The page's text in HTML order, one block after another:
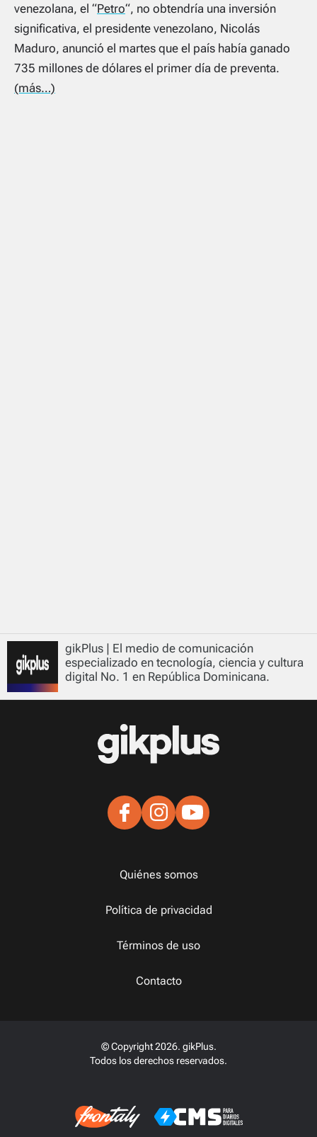
venezolana, el “Petro“, no obtendría una inversión
significativa, el presidente venezolano, Nicolás
Maduro, anunció el martes que el país había ganado
735 millones de dólares el primer día de preventa.
(más…)
gikPlus | El medio de comunicación
especializado en tecnología, ciencia y cultura
digital No. 1 en República Dominicana.
Quiénes somos
Política de privacidad
Términos de uso
Contacto
© Copyright 2026. gikPlus.
Todos los derechos reservados.